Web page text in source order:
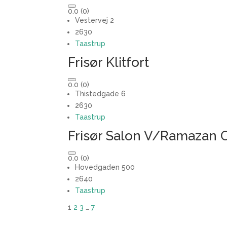
0.0 (0)
Vestervej 2
2630
Taastrup
Frisør Klitfort
0.0 (0)
Thistedgade 6
2630
Taastrup
Frisør Salon V/Ramazan
0.0 (0)
Hovedgaden 500
2640
Taastrup
1 2 3 … 7